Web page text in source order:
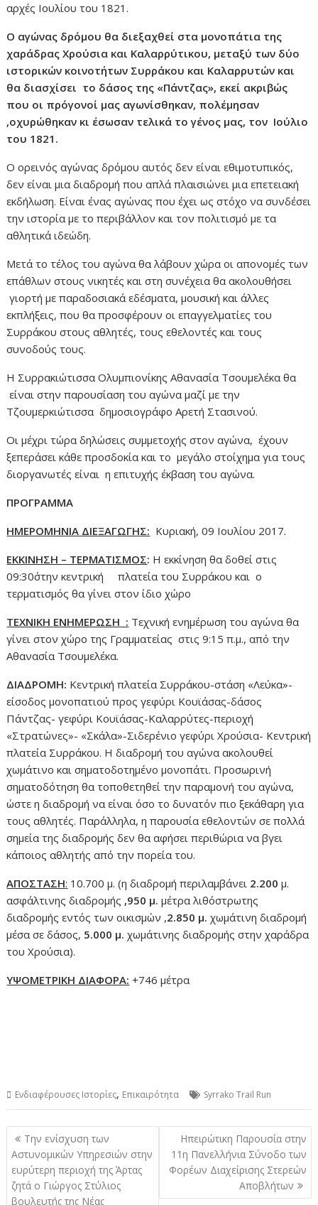
αρχές Ιουλίου του 1821.
Ο αγώνας δρόμου θα διεξαχθεί στα μονοπάτια της
χαράδρας Χρούσια και Καλαρρύτικου, μεταξύ των δύο
ιστορικών κοινοτήτων Συρράκου και Καλαρρυτών και
θα διασχίσει το δάσος της «Πάντζας», εκεί ακριβώς
που οι πρόγονοί μας αγωνίσθηκαν, πολέμησαν
,οχυρώθηκαν κι έσωσαν τελικά το γένος μας, τον Ιούλιο
του 1821.
Ο ορεινός αγώνας δρόμου αυτός δεν είναι εθιμοτυπικός,
δεν είναι μια διαδρομή που απλά πλαισιώνει μια επετειακή
εκδήλωση. Είναι ένας αγώνας που έχει ως στόχο να συνδέσει
την ιστορία με το περιβάλλον και τον πολιτισμό με τα
αθλητικά ιδεώδη.
Μετά το τέλος του αγώνα θα λάβουν χώρα οι απονομές των
επάθλων στους νικητές και στη συνέχεια θα ακολουθήσει
γιορτή με παραδοσιακά εδέσματα, μουσική και άλλες
εκπλήξεις, που θα προσφέρουν οι επαγγελματίες του
Συρράκου στους αθλητές, τους εθελοντές και τους
συνοδούς τους.
Η Συρρακιώτισσα Ολυμπιονίκης Αθανασία Τσουμελέκα θα
είναι στην παρουσίαση του αγώνα μαζί με την
Τζουμερκιώτισσα δημοσιογράφο Αρετή Στασινού.
Οι μέχρι τώρα δηλώσεις συμμετοχής στον αγώνα, έχουν
ξεπεράσει κάθε προσδοκία και το μεγάλο στοίχημα για τους
διοργανωτές είναι η επιτυχής έκβαση του αγώνα.
ΠΡΟΓΡΑΜΜΑ
ΗΜΕΡΟΜΗΝΙΑ ΔΙΕΞΑΓΩΓΗΣ: Κυριακή, 09 Ιουλίου 2017.
ΕΚΚΙΝΗΣΗ – ΤΕΡΜΑΤΙΣΜΟΣ: Η εκκίνηση θα δοθεί στις
09:30΄στην κεντρική πλατεία του Συρράκου και ο
τερματισμός θα γίνει στον ίδιο χώρο
ΤΕΧΝΙΚΗ ΕΝΗΜΕΡΩΣΗ : Τεχνική ενημέρωση του αγώνα θα
γίνει στον χώρο της Γραμματείας στις 9:15 π.μ., από την
Αθανασία Τσουμελέκα.
ΔΙΑΔΡΟΜΗ: Κεντρική πλατεία Συρράκου-στάση «Λεύκα»-
είσοδος μονοπατιού προς γεφύρι Κουϊάσας-δάσος
Πάντζας- γεφύρι Κουϊάσας-Καλαρρύτες-περιοχή
«Στρατώνες»- «Σκάλα»-Σιδερένιο γεφύρι Χρούσια- Κεντρική
πλατεία Συρράκου. Η διαδρομή του αγώνα ακολουθεί
χωμάτινο και σηματοδοτημένο μονοπάτι. Προσωρινή
σηματοδότηση θα τοποθετηθεί την παραμονή του αγώνα,
ώστε η διαδρομή να είναι όσο το δυνατόν πιο ξεκάθαρη για
τους αθλητές. Παράλληλα, η παρουσία εθελοντών σε πολλά
σημεία της διαδρομής δεν θα αφήσει περιθώρια να βγει
κάποιος αθλητής από την πορεία του.
ΑΠΟΣΤΑΣΗ: 10.700 μ. (η διαδρομή περιλαμβάνει 2.200μ.
ασφάλτινης διαδρομής ,950 μ. μέτρα λιθόστρωτης
διαδρομής εντός των οικισμών ,2.850 μ.χωμάτινη διαδρομή
μέσα σε δάσος, 5.000 μ.χωμάτινης διαδρομής στην χαράδρα
του Χρούσια).
ΥΨΟΜΕΤΡΙΚΗ ΔΙΑΦΟΡΑ: +746 μέτρα
Ενδιαφέρουσες Ιστορίες, Επικαιρότητα Syrrako Trail Run
Πλοήγηση
άρθρων
Την ενίσχυση των
Αστυνομικών Υπηρεσιών στην
ευρύτερη περιοχή της Άρτας
ζητά ο Γιώργος Στύλιος
βουλευτής της Νέας
Ηπειρώτικη Παρουσία στην
11η Πανελλήνια Σύνοδο των
Φορέων Διαχείρισης Στερεών
Αποβλήτων